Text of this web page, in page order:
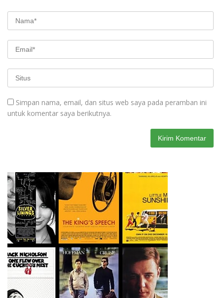
Simpan nama, email, dan situs web saya pada peramban ini
untuk komentar saya berikutnya.